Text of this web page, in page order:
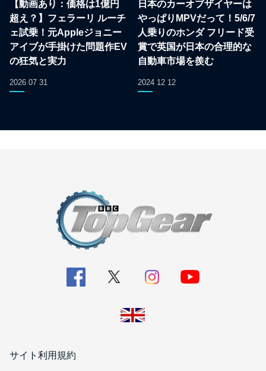
【動画あり：価格は1億円
超え？】フェラーリ ルーチ
ェ試乗！元Appleジョニー
アイブが手掛けた問題作EV
の狂気と実力
2026 07 31
日本のカーオブザイヤーは
やっぱりMPVだって！5/6/7
人乗りのホンダ フリード受
賞で英国が日本の合理的な
自動車市場を羨む
2024 12 12
サイト利用規約